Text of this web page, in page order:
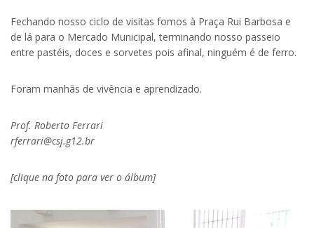
Fechando nosso ciclo de visitas fomos à Praça Rui Barbosa e
de lá para o Mercado Municipal, terminando nosso passeio
entre pastéis, doces e sorvetes pois afinal, ninguém é de ferro.
Foram manhãs de vivência e aprendizado.
Prof. Roberto Ferrari
rferrari@csj.g12.br
[clique na foto para ver o álbum]